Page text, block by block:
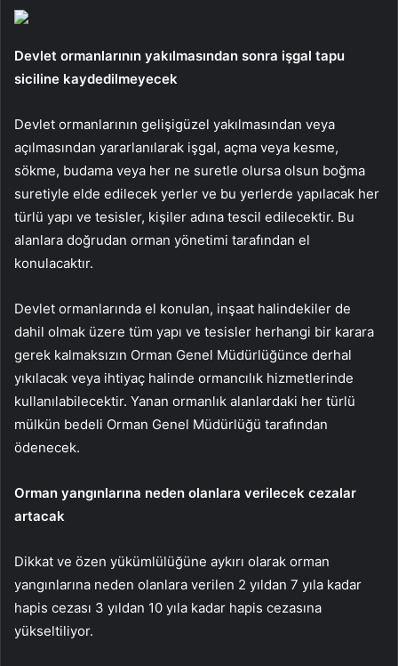
Devlet ormanlarının yakılmasından sonra işgal tapu
siciline kaydedilmeyecek
Devlet ormanlarının gelişigüzel yakılmasından veya
açılmasından yararlanılarak işgal, açma veya kesme,
sökme, budama veya her ne suretle olursa olsun boğma
suretiyle elde edilecek yerler ve bu yerlerde yapılacak her
türlü yapı ve tesisler, kişiler adına tescil edilecektir. Bu
alanlara doğrudan orman yönetimi tarafından el
konulacaktır.
Devlet ormanlarında el konulan, inşaat halindekiler de
dahil olmak üzere tüm yapı ve tesisler herhangi bir karara
gerek kalmaksızın Orman Genel Müdürlüğünce derhal
yıkılacak veya ihtiyaç halinde ormancılık hizmetlerinde
kullanılabilecektir. Yanan ormanlık alanlardaki her türlü
mülkün bedeli Orman Genel Müdürlüğü tarafından
ödenecek.
Orman yangınlarına neden olanlara verilecek cezalar
artacak
Dikkat ve özen yükümlülüğüne aykırı olarak orman
yangınlarına neden olanlara verilen 2 yıldan 7 yıla kadar
hapis cezası 3 yıldan 10 yıla kadar hapis cezasına
yükseltiliyor.